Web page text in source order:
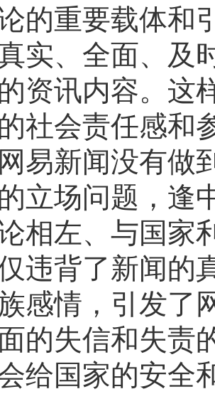
的重要载体和
实、全面、及
资讯内容。这
社会责任感和
易新闻没有做
立场问题，逢
相左、与国家
违背了新闻的
感情，引发了
的失信和失责
给国家的安全